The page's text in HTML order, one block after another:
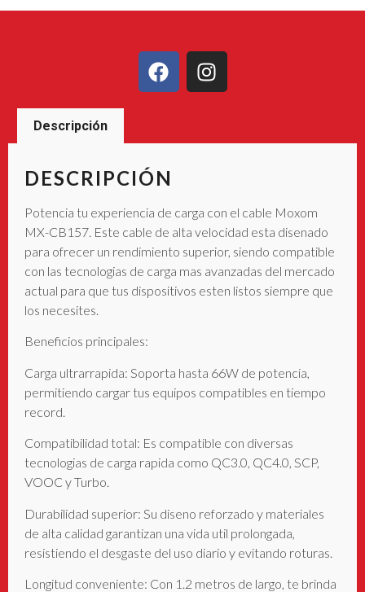
Descripción
DESCRIPCIÓN
Potencia tu experiencia de carga con el cable Moxom
MX-CB157. Este cable de alta velocidad esta disenado
para ofrecer un rendimiento superior, siendo compatible
con las tecnologias de carga mas avanzadas del mercado
actual para que tus dispositivos esten listos siempre que
los necesites.
Beneficios principales:
Carga ultrarrapida: Soporta hasta 66W de potencia,
permitiendo cargar tus equipos compatibles en tiempo
record.
Compatibilidad total: Es compatible con diversas
tecnologias de carga rapida como QC3.0, QC4.0, SCP,
VOOC y Turbo.
Durabilidad superior: Su diseno reforzado y materiales
de alta calidad garantizan una vida util prolongada,
resistiendo el desgaste del uso diario y evitando roturas.
Longitud conveniente: Con 1.2 metros de largo, te brinda